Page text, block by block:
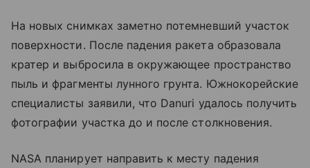
На новых снимках заметно потемневший участок
поверхности. После падения ракета образовала
кратер и выбросила в окружающее пространство
пыль и фрагменты лунного грунта. Южнокорейские
специалисты заявили, что Danuri удалось получить
фотографии участка до и после столкновения.
NASA планирует направить к месту падения